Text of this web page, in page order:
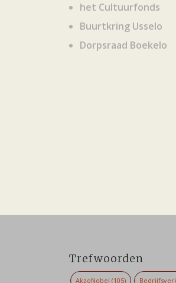
het Cultuurfonds
Buurtkring Usselo
Dorpsraad Boekelo
Trefwoorden
AkzoNobel (105)